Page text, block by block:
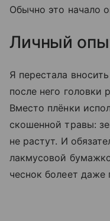
Обычно это начало
Личный
Я перестала
после него головки
Вместо плёнки
скошенной травы:
не растут. И
лакмусовой
чеснок болеет